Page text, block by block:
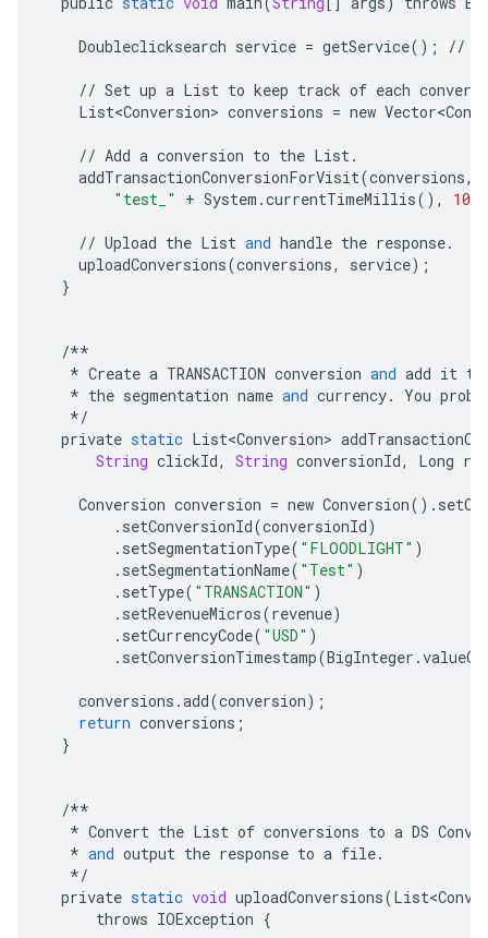
Doubleclicksearch service = getService(); //
// Set up a List to keep track of each
List<Conversion> conversions = new
// Add a conversion to the List.
addTransactionConversionForVisit(conversions,
"test_"
+ System .currentTimeMillis(),
// Upload the List and handle the response.
uploadConversions(conversions, service);
}
/**
* Create a TRANSACTION conversion and add it to
* the segmentation name and currency. You
*/
private static List<Conversion>
String clickId, String conversionId, Long
Conversion conversion = new Conversion() .
. setConversionId(conversionId)
. setSegmentationType( "FLOODLIGHT" )
. setSegmentationName( "Test" )
. setType( "TRANSACTION" )
. setRevenueMicros(revenue)
. setCurrencyCode( "USD" )
. setConversionTimestamp(BigInteger .valueOf
conversions .add(conversion);
return conversions ;
}
/**
* Convert the List of conversions to a DS
* and output the response to a file.
*/
private static void uploadConversions(
throws IOException {